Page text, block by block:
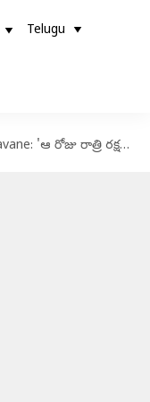
Telugu
మంత్రి పూర్తి స్వేచ్ఛనిచ్చారు'.. ఆత్మకథలో గల్వాన్ ఘటనను వివరించిన నరవాణే